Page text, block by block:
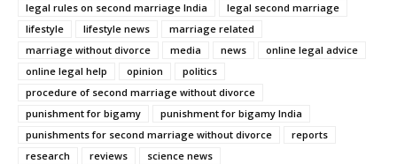
legal rules on second marriage India
legal second marriage
lifestyle
lifestyle news
marriage related
marriage without divorce
media news
online legal advice
online legal help
opinion
politics
procedure of second marriage without divorce
punishment for bigamy
punishment for bigamy India
punishments for second marriage without divorce
reports
research
reviews
science news